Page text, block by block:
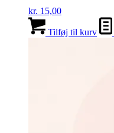
kr. 15,00
Tilføj til kurv